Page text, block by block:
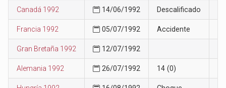
Canadá 1992 14/06/1992 Descalificado
Francia 1992 05/07/1992 Accidente
Gran Bretaña 1992 12/07/1992
Alemania 1992 26/07/1992 14 (0)